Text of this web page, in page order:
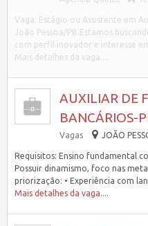
Vaga: Estágio ou Assistente em
João Pessoa/PB Estamos
com perfil inovador e interesse
Mais detalhes da vaga....
AUXILIAR DE
BANCÁRIOS-
Vagas JOÃO
Requisitos: Ensino fundamental
Possuir dinamismo, foco nas
priorização: • Experiência com
Mais detalhes da vaga....